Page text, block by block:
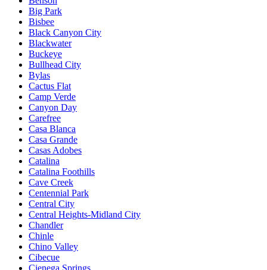
Big Park
Bisbee
Black Canyon City
Blackwater
Buckeye
Bullhead City
Bylas
Cactus Flat
Camp Verde
Canyon Day
Carefree
Casa Blanca
Casa Grande
Casas Adobes
Catalina
Catalina Foothills
Cave Creek
Centennial Park
Central City
Central Heights-Midland City
Chandler
Chinle
Chino Valley
Cibecue
Cienega Springs